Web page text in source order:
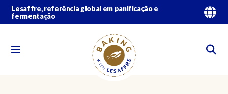
Lesaffre, referência global em panificação e
fermentação